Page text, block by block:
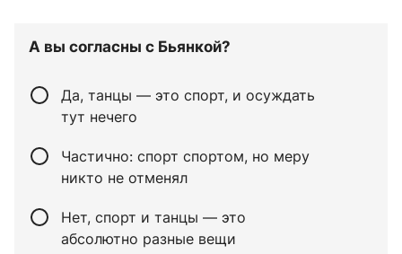
А вы согласны с Бьянкой?
Да, танцы — это спорт, и осуждать
тут нечего
Частично: спорт спортом, но меру
никто не отменял
Нет, спорт и танцы — это
абсолютно разные вещи